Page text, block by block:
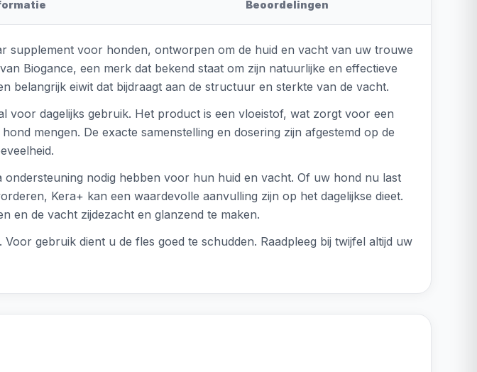
Beoordelingen
supplement voor honden, ontworpen om de huid en vacht van uw trouwe
Biogance, een merk dat bekend staat om zijn natuurlijke en effectieve
eiwit dat bijdraagt aan de structuur en sterkte van de vacht.
voor dagelijks gebruik. Het product is een vloeistof, wat zorgt voor een
mengen. De exacte samenstelling en dosering zijn afgestemd op de
nodig hebben voor hun huid en vacht. Of uw hond nu last
Kera+ kan een waardevolle aanvulling zijn op het dagelijkse dieet.
en de vacht zijdezacht en glanzend te maken.
gebruik dient u de fles goed te schudden. Raadpleeg bij twijfel altijd uw